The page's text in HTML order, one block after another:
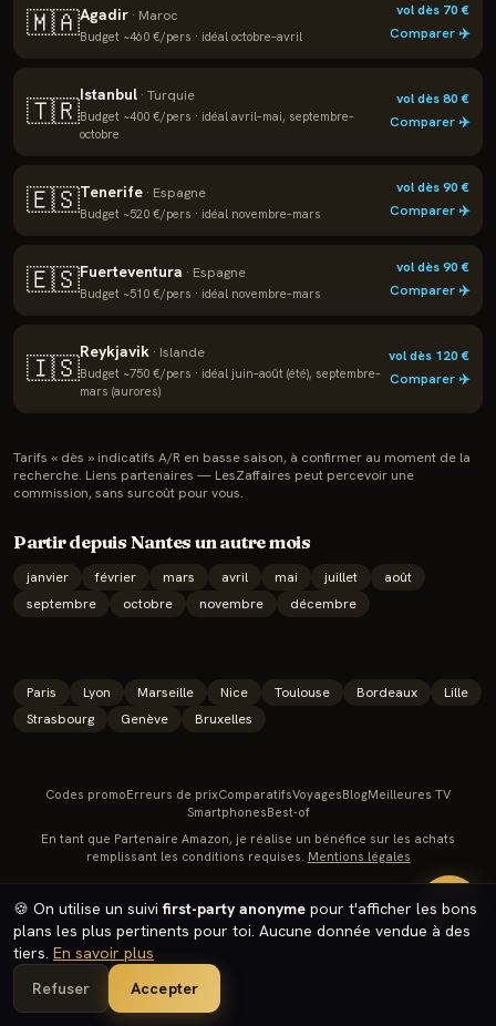
🇲🇦Agadir · Maroc
Budget ~460 €/pers · idéal octobre–avril
vol dès 70€
Comparer ✈️
🇹🇷Istanbul · Turquie
Budget ~400 €/pers · idéal avril–mai, septembre–
octobre
vol dès80€
Comparer ✈️
🇪🇸Tenerife · Espagne
Budget ~520 €/pers · idéal novembre–mars
vol dès90€
Comparer ✈️
🇪🇸Fuerteventura · Espagne
Budget ~510 €/pers · idéal novembre–mars
vol dès90€
Comparer ✈️
🇮🇸Reykjavik · Islande
Budget ~750 €/pers · idéal juin–août (été), septembre–
mars (aurores)
vol dès 120€
Comparer ✈️
Tarifs « dès » indicatifs A/R en basse saison, à confirmer au moment de la
recherche. Liens partenaires — LesZaffaires peut percevoir une
commission, sans surcoût pour vous.
Partir depuisNantesun autre mois
janvier février mars avril mai juillet
août
septembre
octobre novembre décembre
Paris Lyon Marseille Nice Toulouse Bordeaux
Lille
Strasbourg
Genève Bruxelles
🔥
🍪 On utilise un suivifirst-party anonyme pour t'afficher les bons
plans les plus pertinents pour toi. Aucune donnée vendue à des
tiers. En savoir plus
Refuser
Accepter
Codes promoErreurs de prixComparatifsVoyagesBlogMeilleures TV
SmartphonesBest-of
En tant que Partenaire Amazon, je réalise un bénéfice sur les achats
remplissant les conditions requises. Mentions légales